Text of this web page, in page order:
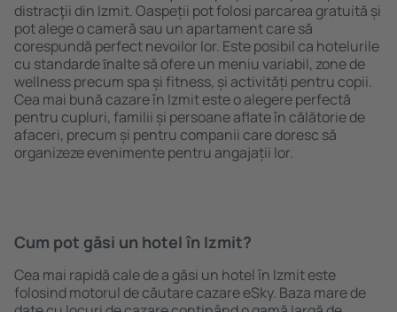
distracţii din Izmit. Oaspeții pot folosi parcarea gratuită și
pot alege o cameră sau un apartament care să
corespundă perfect nevoilor lor. Este posibil ca hotelurile
cu standarde ȋnalte să ofere un meniu variabil, zone de
wellness precum spa și fitness, și activități pentru copii.
Cea mai bună cazare în Izmit este o alegere perfectă
pentru cupluri, familii și persoane aflate în călătorie de
afaceri, precum și pentru companii care doresc să
organizeze evenimente pentru angajații lor.
Cum pot găsi un hotel în Izmit?
Cea mai rapidă cale de a găsi un hotel în Izmit este
folosind motorul de căutare cazare eSky. Baza mare de